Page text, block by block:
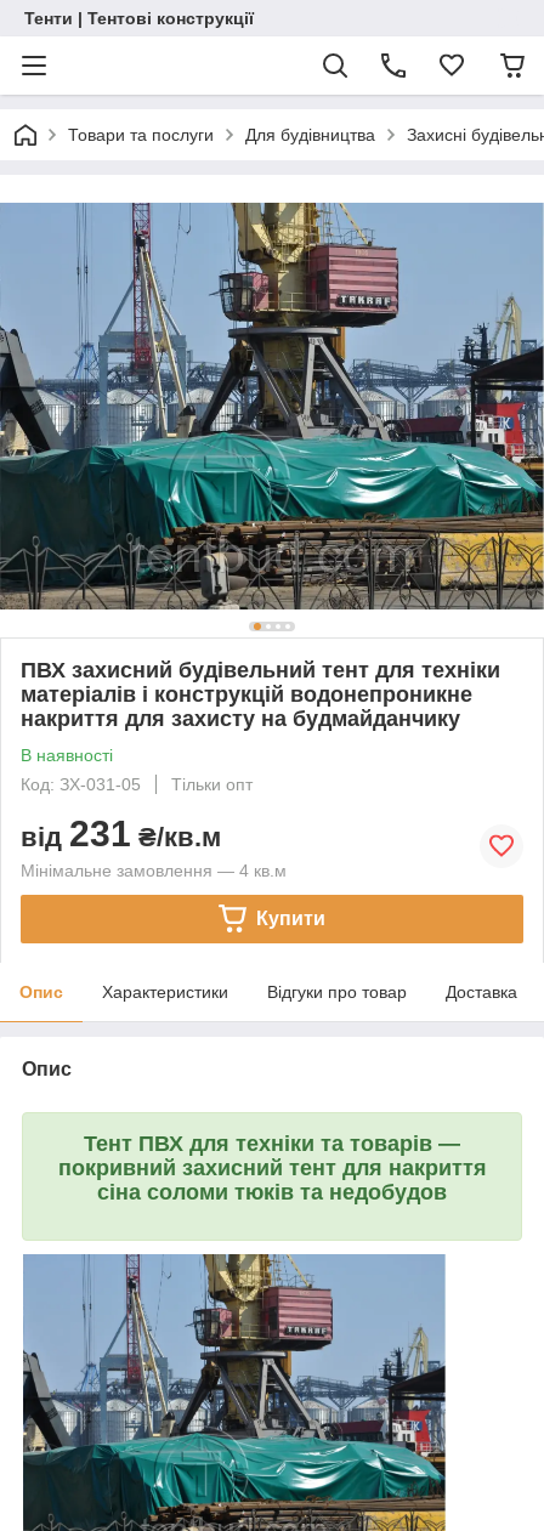
Тенти | Тентові конструкції
Товари та послуги Для будівництва Захисні
ПВХ захисний будівельний тент для техніки
матеріалів і конструкцій водонепроникне
накриття для захисту на будмайданчику
В наявності
Код: ЗХ-031-05
Тільки опт
від 231 ₴/кв.м
Мінімальне замовлення — 4 кв.м
Купити
Опис Характеристики Відгуки про товар Доставка
Опис
Тент ПВХ для техніки та товарів —
покривний захисний тент для накриття
сіна соломи тюків та недобудов